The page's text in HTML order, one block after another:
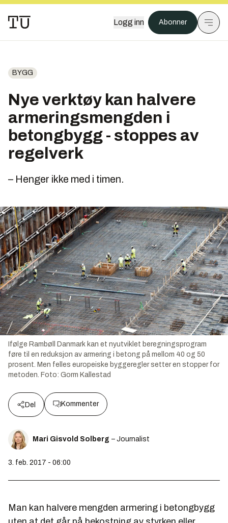
Logg inn Abonner
BYGG
Nye verktøy kan halvere
armeringsmengden i
betongbygg - stoppes av
regelverk
– Henger ikke med i timen.
Ifølge Rambøll Danmark kan et nyutviklet beregningsprogram
føre til en reduksjon av armering i betong på mellom 40 og 50
prosent. Men felles europeiske byggeregler setter en stopper for
metoden. Foto: Gorm Kallestad
Del Kommenter
Mari Gisvold Solberg – Journalist
3. feb. 2017 - 06:00
Man kan halvere mengden armering i betongbygg